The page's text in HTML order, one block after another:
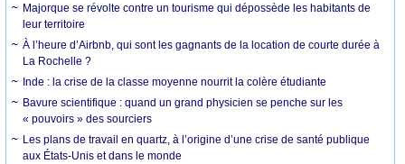
Majorque se révolte contre un tourisme qui dépossède les habitants de
leur territoire
À l’heure d’Airbnb, qui sont les gagnants de la location de courte durée à
La Rochelle ?
Inde : la crise de la classe moyenne nourrit la colère étudiante
Bavure scientifique : quand un grand physicien se penche sur les
« pouvoirs » des sourciers
Les plans de travail en quartz, à l’origine d’une crise de santé publique
aux États-Unis et dans le monde